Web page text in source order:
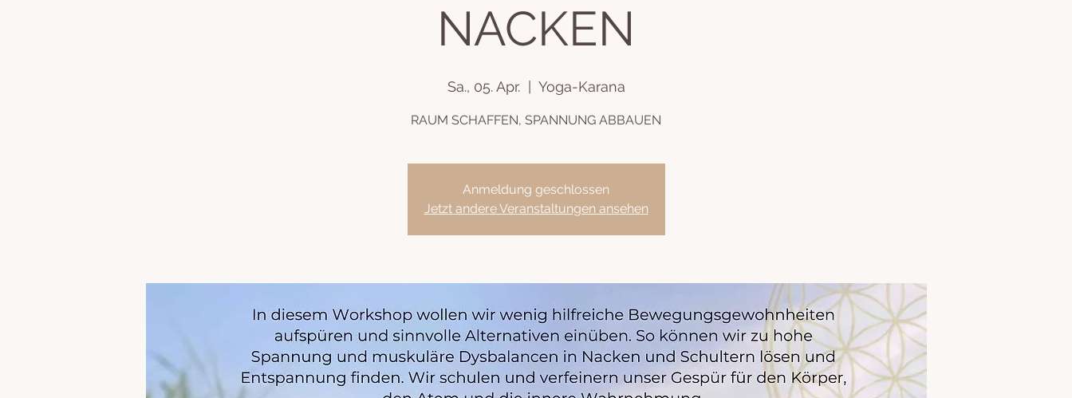
NACKEN
Sa., 05. Apr.
  |
Yoga-Karana
RAUM SCHAFFEN, SPANNUNG ABBAUEN
Anmeldung geschlossen
Jetzt andere Veranstaltungen ansehen